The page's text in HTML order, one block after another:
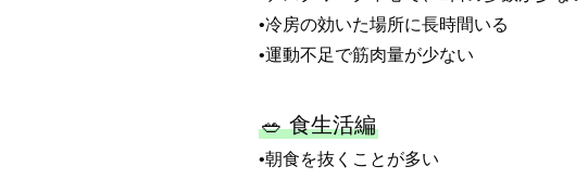
•冷房の効いた場所に長時間いる
•運動不足で筋肉量が少ない
🥗 食生活編
•朝食を抜くことが多い